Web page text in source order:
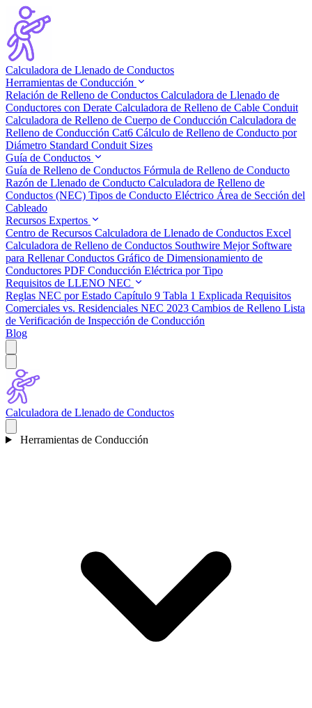
Calculadora de Llenado de Conductos
Herramientas de Conducción
Relación de Relleno de Conductos Calculadora de Llenado de
Conductores con Derate Calculadora de Relleno de Cable Conduit
Calculadora de Relleno de Cuerpo de Conducción Calculadora de
Relleno de Conducción Cat6 Cálculo de Relleno de Conducto por
Diámetro Standard Conduit Sizes
Guía de Conductos
Guía de Relleno de Conductos Fórmula de Relleno de Conducto
Razón de Llenado de Conducto Calculadora de Relleno de
Conductos (NEC) Tipos de Conducto Eléctrico Área de Sección del
Cableado
Recursos Expertos
Centro de Recursos Calculadora de Llenado de Conductos Excel
Calculadora de Relleno de Conductos Southwire Mejor Software
para Rellenar Conductos Gráfico de Dimensionamiento de
Conductores PDF Conducción Eléctrica por Tipo
Requisitos de LLENO NEC
Reglas NEC por Estado Capítulo 9 Tabla 1 Explicada Requisitos
Comerciales vs. Residenciales NEC 2023 Cambios de Relleno Lista
de Verificación de Inspección de Conducción
Blog
Calculadora de Llenado de Conductos
Herramientas de Conducción